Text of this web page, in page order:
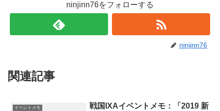
ninjinn76をフォローする
ninjinn76
関連記事
イベントメモ
戦国IXAイベントメモ：「2019 新